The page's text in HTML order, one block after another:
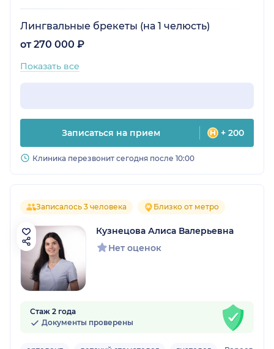
Лингвальные брекеты (на 1 челюсть)
от 270 000 ₽
Показать все
Записаться на прием + 200
Клиника перезвонит сегодня после 10:00
Записалось 3 человека Близко от метро
Кузнецова Алиса Валерьевна
Нет оценок
Стаж 2 года
Документы проверены